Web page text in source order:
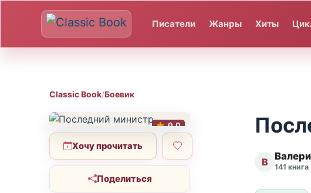
Писатели Жанры Хиты
Classic Book/Боевик
0.0
Хочу прочитать
Поделиться
В 141 книга